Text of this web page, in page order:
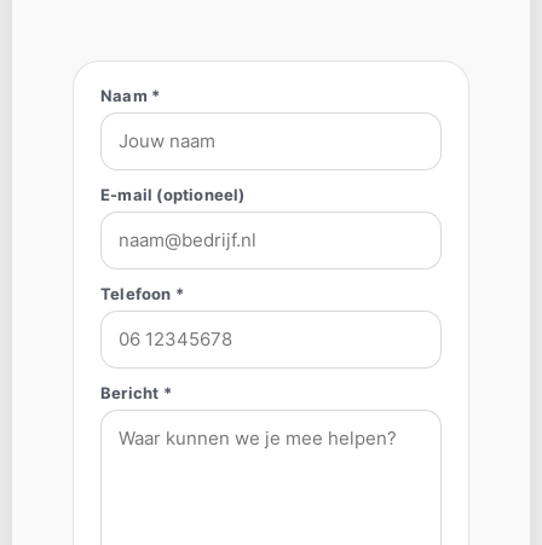
Naam *
E-mail (optioneel)
Telefoon *
Bericht *